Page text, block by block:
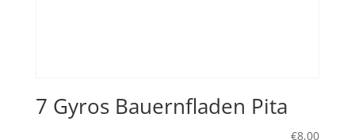
7 Gyros Bauernfladen Pita
€8,00